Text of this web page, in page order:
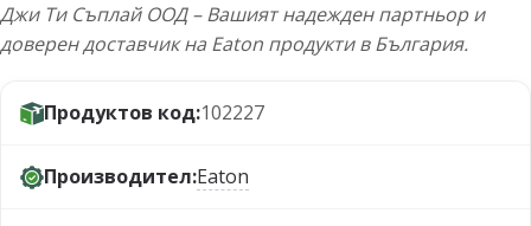
Джи Ти Съплай ООД – Вашият надежден партньор и
доверен доставчик на Eaton продукти в България.
Продуктов код:102227
Производител:Eaton